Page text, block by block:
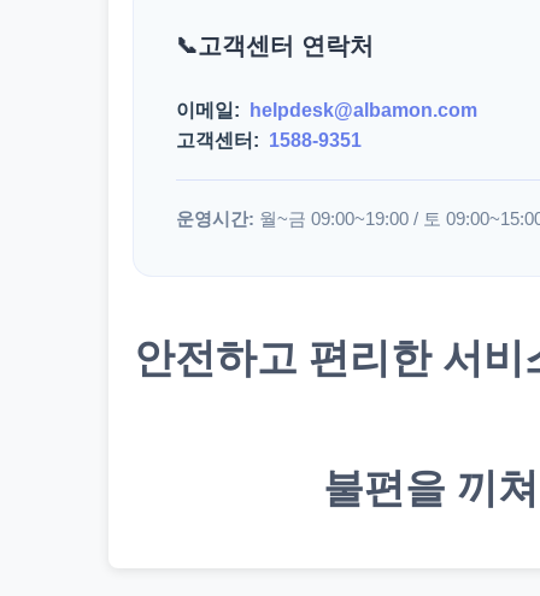
고객센터 연락처
이메일:
helpdesk@albamon.com
고객센터: 1588-9351
운영시간: 월~금 09:00~19:00 / 토
안전하고 편리한 서
불편을 끼